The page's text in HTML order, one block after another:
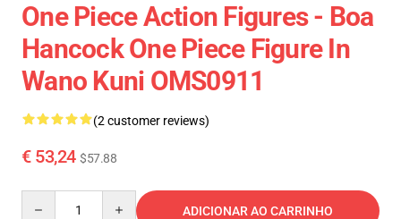
One Piece Action Figures - Boa
Hancock One Piece Figure In
Wano Kuni OMS0911
(2 customer reviews)
€ 53,24 $57.88
ADICIONAR AO CARRINHO